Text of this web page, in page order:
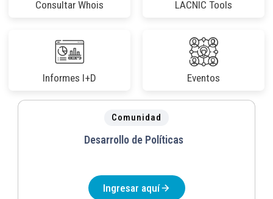
Consultar Whois LACNIC Tools
Informes I+D Eventos
Comunidad
Desarrollo de Políticas
Ingresar aquí